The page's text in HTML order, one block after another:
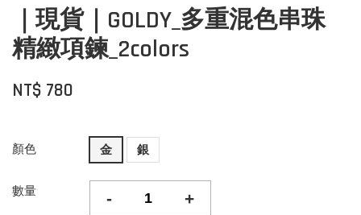
｜現貨｜GOLDY_多重混色串珠
精緻項鍊_2colors
NT$ 780
顏色 金 銀
數量 - +